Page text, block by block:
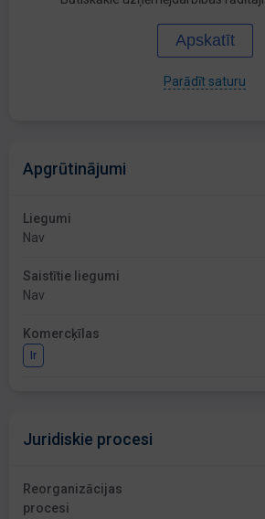
Apskatīt
Parādīt saturu
Apgrūtinājumi
Liegumi
Nav
Saistītie liegumi
Nav
Komercķīlas
Ir
Juridiskie procesi
Reorganizācijas
procesi